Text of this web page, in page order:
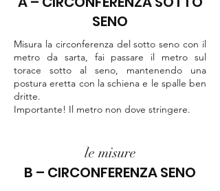
SENO
Misura la circonferenza del sotto seno con il
metro da sarta, fai passare il metro sul
torace sotto al seno, mantenendo una
postura eretta con la schiena e le spalle ben
dritte.
Importante! Il metro non dove stringere.
le misure
B – CIRCONFERENZA SENO